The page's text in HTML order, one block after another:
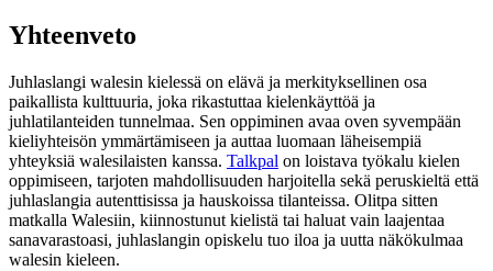
Yhteenveto
Juhlaslangi walesin kielessä on elävä ja merkityksellinen osa
paikallista kulttuuria, joka rikastuttaa kielenkäyttöä ja
juhlatilanteiden tunnelmaa. Sen oppiminen avaa oven syvempään
kieliyhteisön ymmärtämiseen ja auttaa luomaan läheisempiä
yhteyksiä walesilaisten kanssa. Talkpal on loistava työkalu kielen
oppimiseen, tarjoten mahdollisuuden harjoitella sekä peruskieltä että
juhlaslangia autenttisissa ja hauskoissa tilanteissa. Olitpa sitten
matkalla Walesiin, kiinnostunut kielistä tai haluat vain laajentaa
sanavarastoasi, juhlaslangin opiskelu tuo iloa ja uutta näkökulmaa
walesin kieleen.